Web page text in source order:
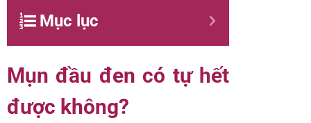
Mục lục
Mụn đầu đen có tự hết
được không?